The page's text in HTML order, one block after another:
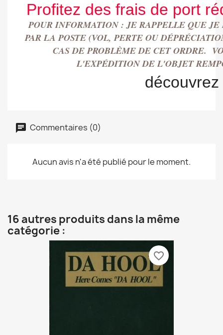
Profitez des frais de port
POUR INFORMATION : JE RAPPELLE QUE JE
PAR LA POSTE (VOL, PERTE OU
CAS DE PROBLÈME DE CET ORDRE.
L'EXPÉDITION DE L'OBJET
Commentaires (0)
Aucun avis n'a été publié pour le moment.
16 autres produits dans la même
catégorie :
favorite_border